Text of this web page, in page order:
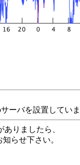
サーバを設置してい
りましたら、
知らせ下さい。